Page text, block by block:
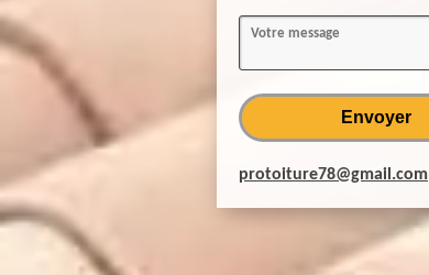
protoiture78@gmail.com